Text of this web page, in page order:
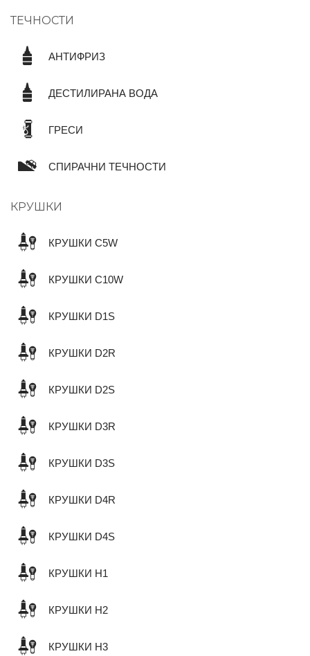
ТЕЧНОСТИ
АНТИФРИЗ
ДЕСТИЛИРАНА ВОДА
ГРЕСИ
СПИРАЧНИ ТЕЧНОСТИ
КРУШКИ
КРУШКИ C5W
КРУШКИ C10W
КРУШКИ D1S
КРУШКИ D2R
КРУШКИ D2S
КРУШКИ D3R
КРУШКИ D3S
КРУШКИ D4R
КРУШКИ D4S
КРУШКИ H1
КРУШКИ H2
КРУШКИ H3